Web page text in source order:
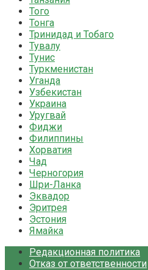
Того
Тонга
Тринидад и Тобаго
Тувалу
Тунис
Туркменистан
Уганда
Узбекистан
Украина
Уругвай
Фиджи
Филиппины
Хорватия
Чад
Черногория
Шри-Ланка
Эквадор
Эритрея
Эстония
Ямайка
Редакционная политика
Отказ от ответственности